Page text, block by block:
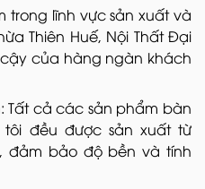
trong lĩnh vực sản xuất và
Thiên Huế, Nội Thất Đại
của hàng ngàn khách
Tất cả các sản phẩm bàn
đều được sản xuất từ
đảm bảo độ bền và tính